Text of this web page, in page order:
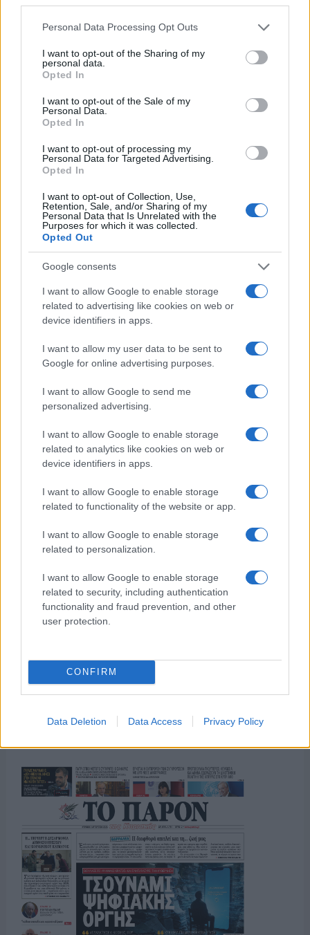
Please note that this website/app uses one or more Google
not limited to your visit or usage behaviour. You may click to
grant or deny consent to Google and its third-party tags to
use your data for below specified purposes in below Google
consent section.
Personal Data Processing Opt Outs
I want to opt-out of the Sharing of my
personal data.
Opted In
I want to opt-out of the Sale of my
Personal Data.
Opted In
I want to opt-out of processing my
Personal Data for Targeted Advertising.
Opted In
I want to opt-out of Collection, Use,
Retention, Sale, and/or Sharing of my
Personal Data that Is Unrelated with the
Purposes for which it was collected.
Opted Out
Google consents
I want to allow Google to enable storage
related to advertising like cookies on web or
device identifiers in apps.
I want to allow my user data to be sent to
Google for online advertising purposes.
I want to allow Google to send me
personalized advertising.
I want to allow Google to enable storage
related to analytics like cookies on web or
device identifiers in apps.
I want to allow Google to enable storage
related to functionality of the website or app.
I want to allow Google to enable storage
related to personalization.
I want to allow Google to enable storage
related to security, including authentication
functionality and fraud prevention, and other
user protection.
CONFIRM
Data Deletion Data Access Privacy Policy
Η ΣΤΗΛΗ ΜΑΣ
της Ζωής μας
Οι άνθρωποι, οι αυθεντικές ιστορίες,
το ελληνικό καλοκαίρι και ένας
πολιτισμός που μας ενώνει κάθε μέρα.